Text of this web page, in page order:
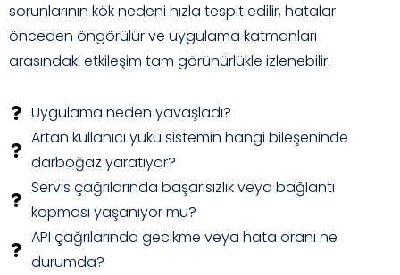
sorunlarının kök nedeni hızla tespit edilir, hatalar
önceden öngörülür ve uygulama katmanları
arasındaki etkileşim tam görünürlükle izlenebilir.
Uygulama neden yavaşladı?
Artan kullanıcı yükü sistemin hangi bileşeninde
darboğaz yaratıyor?
Servis çağrılarında başarısızlık veya bağlantı
kopması yaşanıyor mu?
API çağrılarında gecikme veya hata oranı ne
durumda?